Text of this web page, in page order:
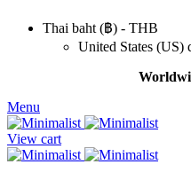
Thai baht (฿) - THB
United States (US)
Menu
View cart